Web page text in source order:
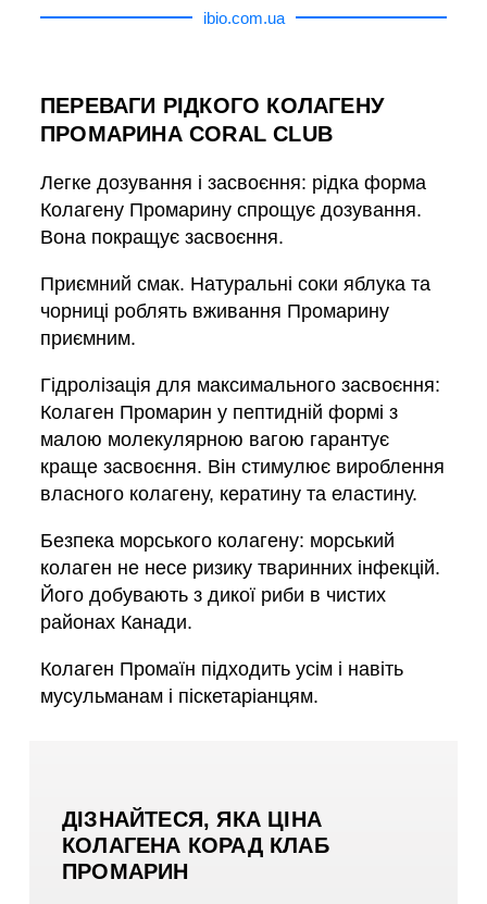
ibio.com.ua
ПЕРЕВАГИ РІДКОГО КОЛАГЕНУ
ПРОМАРИНА CORAL CLUB
Легке дозування і засвоєння: рідка форма
Колагену Промарину спрощує дозування.
Вона покращує засвоєння.
Приємний смак. Натуральні соки яблука та
чорниці роблять вживання Промарину
приємним.
Гідролізація для максимального засвоєння:
Колаген Промарин у пептидній формі з
малою молекулярною вагою гарантує
краще засвоєння. Він стимулює вироблення
власного колагену, кератину та еластину.
Безпека морського колагену: морський
колаген не несе ризику тваринних інфекцій.
Його добувають з дикої риби в чистих
районах Канади.
Колаген Промаїн підходить усім і навіть
мусульманам і піскетаріанцям.
ДІЗНАЙТЕСЯ, ЯКА ЦІНА
КОЛАГЕНА КОРАД КЛАБ
ПРОМАРИН